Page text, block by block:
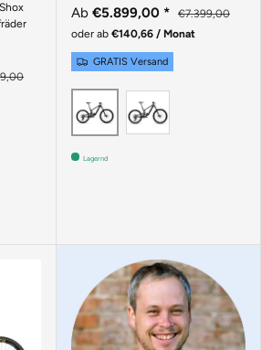
SPARKLE
KELP GREEN
Ab €5.899,00 *
€7.399,00
oder ab €140,66 / Monat
GRATIS Versand
GLOSS CARBON
Lagernd